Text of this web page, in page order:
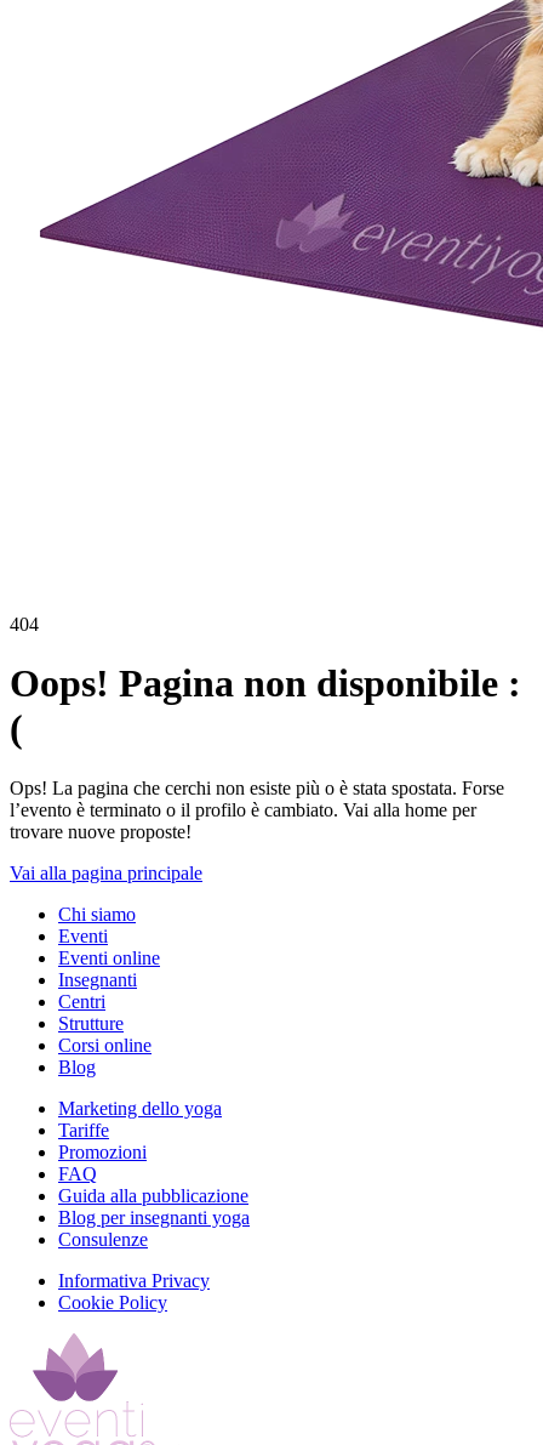
404
Oops! Pagina non disponibile :
(
Ops! La pagina che cerchi non esiste più o è stata spostata. Forse
l’evento è terminato o il profilo è cambiato. Vai alla home per
trovare nuove proposte!
Vai alla pagina principale
Chi siamo
Eventi
Eventi online
Insegnanti
Centri
Strutture
Corsi online
Blog
Marketing dello yoga
Tariffe
Promozioni
FAQ
Guida alla pubblicazione
Blog per insegnanti yoga
Consulenze
Informativa Privacy
Cookie Policy